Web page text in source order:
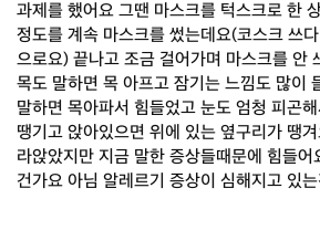
과제를 했어요 그땐 마스크를 턱스크로 한
정도를 계속 마스크를 썼는데요(코스크 쓰
으로요) 끝나고 조금 걸어가며 마스크를 안
목도 말하면 목 아프고 잠기는 느낌도 많이
말하면 목아파서 힘들었고 눈도 엄청 피곤
땡기고 앉아있으면 위에 있는 옆구리가 땡
라앉았지만 지금 말한 증상들때문에 힘들어
건가요 아님 알레르기 증상이 심해지고 있